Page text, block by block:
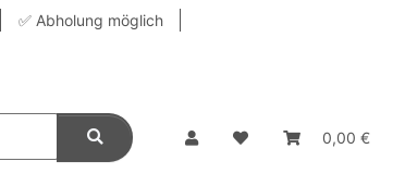
✅ Abholung möglich
0,00 €